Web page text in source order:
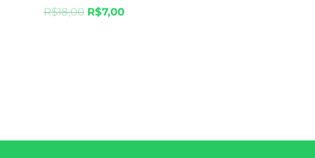
R$18,00 R$7,00